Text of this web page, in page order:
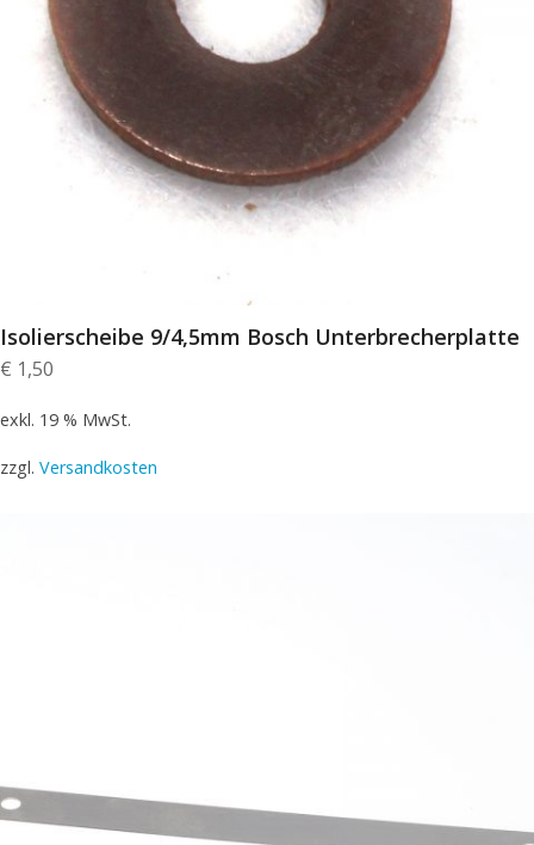
Isolierscheibe 9/4,5mm Bosch Unterbrecherplatte
€ 1,50
exkl. 19 % MwSt.
zzgl. Versandkosten